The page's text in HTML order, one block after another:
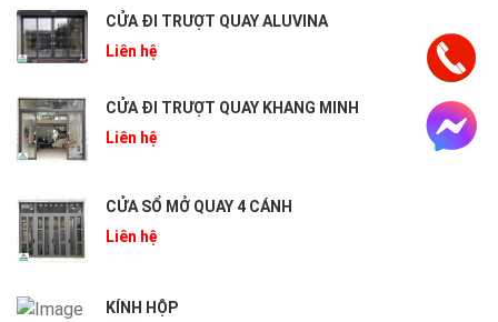
CỬA ĐI TRƯỢT QUAY ALUVINA
Liên hệ
CỬA ĐI TRƯỢT QUAY KHANG MINH
Liên hệ
CỬA SỔ MỞ QUAY 4 CÁNH
Liên hệ
KÍNH HỘP